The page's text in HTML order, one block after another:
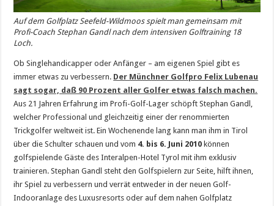
Auf dem Golfplatz Seefeld-Wildmoos spielt man gemeinsam mit
Profi-Coach Stephan Gandl nach dem intensiven Golftraining 18
Loch.
Ob Singlehandicapper oder Anfänger – am eigenen Spiel gibt es
immer etwas zu verbessern. Der Münchner Golfpro Felix Lubenau
sagt sogar, daß 90 Prozent aller Golfer etwas falsch machen.
Aus 21 Jahren Erfahrung im Profi-Golf-Lager schöpft Stephan Gandl,
welcher Professional und gleichzeitig einer der renommierten
Trickgolfer weltweit ist. Ein Wochenende lang kann man ihm in Tirol
über die Schulter schauen und vom 4. bis 6. Juni 2010 können
golfspielende Gäste des Interalpen-Hotel Tyrol mit ihm exklusiv
trainieren. Stephan Gandl steht den Golfspielern zur Seite, hilft ihnen,
ihr Spiel zu verbessern und verrät entweder in der neuen Golf-
Indooranlage des Luxusresorts oder auf dem nahen Golfplatz